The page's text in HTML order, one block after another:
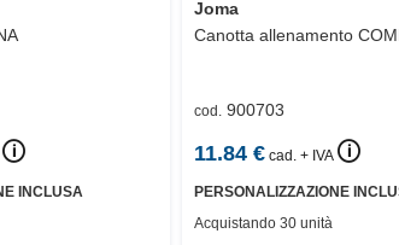
🛈
INCLUSA
Joma
Canotta allenamento
cod. 900703
11.84€ cad. + IVA 🛈
PERSONALIZZAZIONE
Acquistando 30 unità